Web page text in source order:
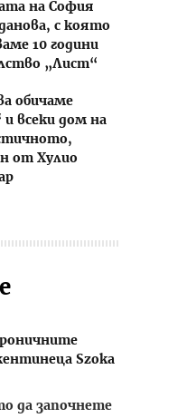
на София
с която
10 години
„Лист“
обичаме
и всеки дом на
от Хулио
Szoka
да започнете